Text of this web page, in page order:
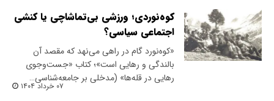
کوه‌نوردی؛ ورزشی بی‌تماشاچی یا کنشی
اجتماعی سیاسی؟
«کوه‌نورد گام در راهی می‌نهد که مقصد آن
بالندگی و رهایی است»؛ کتاب «جست‌وجوی
رهایی در قله‌ها» (مدخلی بر جامعه‌شناسی…
۰۷ خرداد ۱۴۰۴